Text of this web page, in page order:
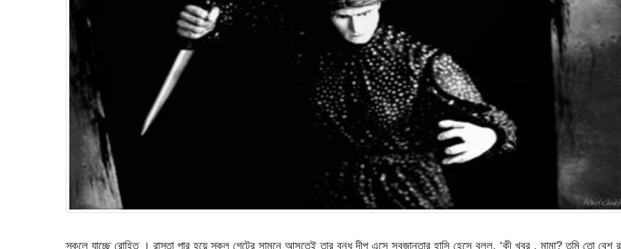
স্কুলে যাচ্ছে রোহিত । রাস্তা পার হয়ে স্কুল গেটের সামনে আসতেই তার বন্ধু দীপু এসে সবজান্তার হাসি হেসে বলল, ‘কী খবর , মামা? তুমি তো বেশ